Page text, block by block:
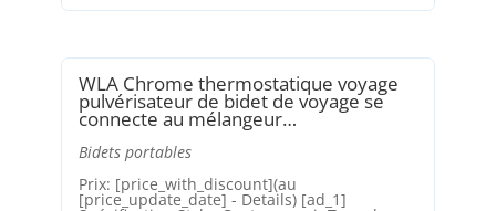
WLA Chrome thermostatique voyage
pulvérisateur de bidet de voyage se
connecte au mélangeur…
Bidets portables
Prix: [price_with_discount](au
[price_update_date] - Details) [ad_1]